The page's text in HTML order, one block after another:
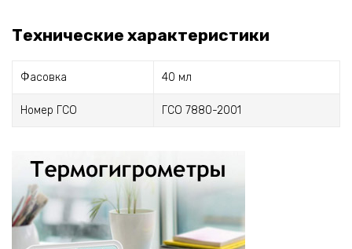
Технические характеристики
Фасовка 40 мл
Номер ГСО ГСО 7880-2001